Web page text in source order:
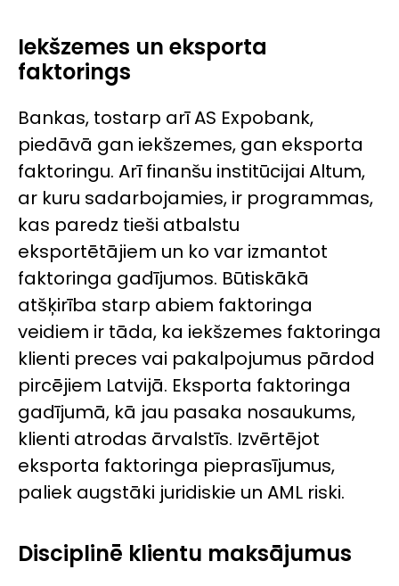
Iekšzemes un eksporta
faktorings
Bankas, tostarp arī AS Expobank,
piedāvā gan iekšzemes, gan eksporta
faktoringu. Arī finanšu institūcijai Altum,
ar kuru sadarbojamies, ir programmas,
kas paredz tieši atbalstu
eksportētājiem un ko var izmantot
faktoringa gadījumos. Būtiskākā
atšķirība starp abiem faktoringa
veidiem ir tāda, ka iekšzemes faktoringa
klienti preces vai pakalpojumus pārdod
pircējiem Latvijā. Eksporta faktoringa
gadījumā, kā jau pasaka nosaukums,
klienti atrodas ārvalstīs. Izvērtējot
eksporta faktoringa pieprasījumus,
paliek augstāki juridiskie un AML riski.
Disciplinē klientu maksājumus